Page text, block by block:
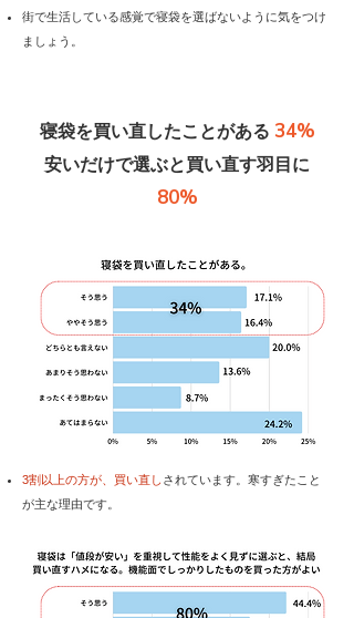
街で生活している感覚で寝袋を選ばないように気をつけ
ましょう。
寝袋を買い直したことがある 34%
​安いだけで選ぶと買い直す羽目に
80%
3割以上の方が、買い直し されています。寒すぎたこと
が主な理由です。